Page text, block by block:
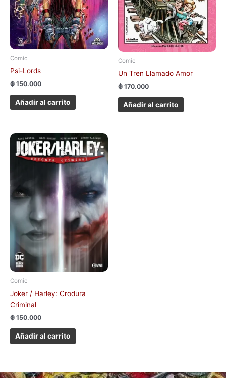
Comic
Psi-Lords
₲ 150.000
Añadir al carrito
Comic
Un Tren Llamado Amor
₲ 170.000
Añadir al carrito
Comic
Joker / Harley: Crodura
Criminal
₲ 150.000
Añadir al carrito